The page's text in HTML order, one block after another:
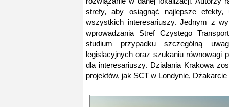
strefy, aby osiągnąć najlepsze
wszystkich interesariuszy. Jednym z
wprowadzania Stref Czystego
studium przypadku szczególną
legislacyjnych oraz szukaniu równowagi
dla interesariuszy. Działania Krakowa
projektów, jak SCT w Londynie,